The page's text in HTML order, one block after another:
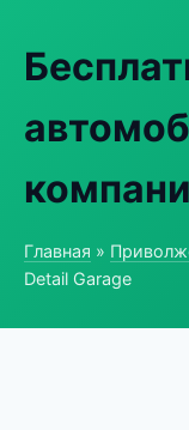
Главная »
Detail Garage